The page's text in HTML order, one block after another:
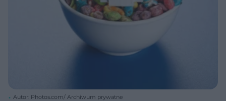
Autor: Photos.com/ Archiwum prywatne